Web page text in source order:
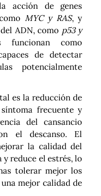
acción de genes
MYC y RAS, y
ADN, como p53 y
como
de detectar
potencialmente
es la reducción de
frecuente y
del cansancio
el descanso. El
la calidad del
y reduce el estrés, lo
tolerar mejor los
mejor calidad de